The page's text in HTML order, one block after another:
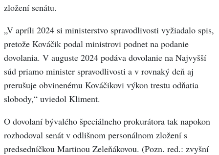
zložení senátu.
„V apríli 2024 si ministerstvo spravodlivosti vyžiadalo spis,
pretože Kováčik podal ministrovi podnet na podanie
dovolania. V auguste 2024 podáva dovolanie na Najvyšší
súd priamo minister spravodlivosti a v rovnaký deň aj
prerušuje obvinenému Kováčikovi výkon trestu odňatia
slobody,“ uviedol Kliment.
O dovolaní bývalého špeciálneho prokurátora tak napokon
rozhodoval senát v odlišnom personálnom zložení s
predsedníčkou Martinou Zeleňákovou. (Pozn. red.: zvyšní